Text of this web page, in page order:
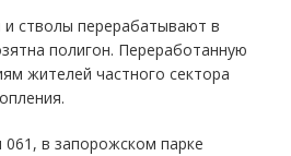
стволы перерабатывают в
полигон. Переработанную
жителей частного сектора
в запорожском парке